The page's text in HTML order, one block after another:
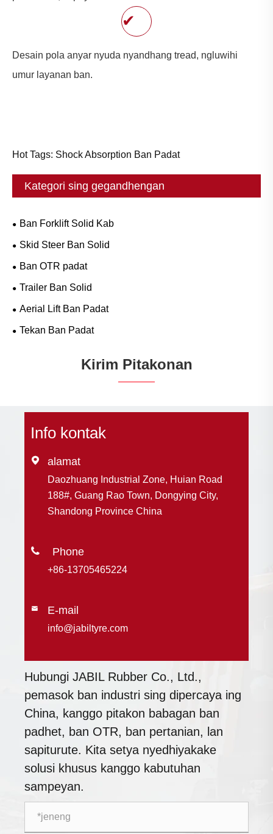
✔
Desain pola anyar nyuda nyandhang tread, ngluwihi
umur layanan ban.
Hot Tags: Shock Absorption Ban Padat
Kategori sing gegandhengan
Ban Forklift Solid Kab
Skid Steer Ban Solid
Ban OTR padat
Trailer Ban Solid
Aerial Lift Ban Padat
Tekan Ban Padat
Kirim Pitakonan
Info kontak
 alamat
Daozhuang Industrial Zone, Huian Road
188#, Guang Rao Town, Dongying City,
Shandong Province China

+86-13705465224
 E-mail
info@jabiltyre.com
Hubungi JABIL Rubber Co., Ltd.,
pemasok ban industri sing dipercaya ing
China, kanggo pitakon babagan ban
padhet, ban OTR, ban pertanian, lan
sapiturute. Kita setya nyedhiyakake
solusi khusus kanggo kabutuhan
sampeyan.